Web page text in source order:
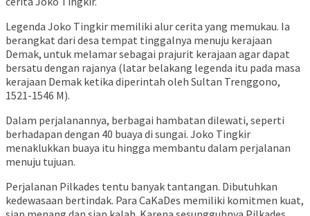
Legenda Joko Tingkir memiliki alur cerita yang memukau. Ia
berangkat dari desa tempat tinggalnya menuju kerajaan
Demak, untuk melamar sebagai prajurit kerajaan agar dapat
bersatu dengan rajanya (latar belakang legenda itu pada masa
kerajaan Demak ketika diperintah oleh Sultan Trenggono,
1521-1546 M).
Dalam perjalanannya, berbagai hambatan dilewati, seperti
berhadapan dengan 40 buaya di sungai. Joko Tingkir
menaklukkan buaya itu hingga membantu dalam perjalanan
menuju tujuan.
Perjalanan Pilkades tentu banyak tantangan. Dibutuhkan
kedewasaan bertindak. Para CaKaDes memiliki komitmen kuat,